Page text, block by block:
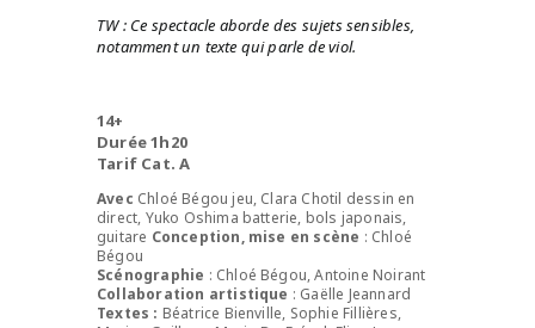
TW : Ce spectacle aborde des sujets sensibles,
notamment un texte qui parle de viol.
14+
Durée 1h20
Tarif Cat. A
Avec Chloé Bégou jeu, Clara Chotil dessin en
direct, Yuko Oshima batterie, bols japonais,
guitare Conception, mise en scène : Chloé
Bégou
Scénographie : Chloé Bégou, Antoine Noirant
Collaboration artistique : Gaëlle Jeannard
Textes : Béatrice Bienville, Sophie Fillières,